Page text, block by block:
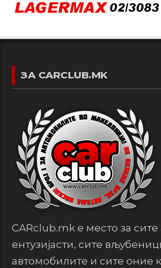
ЗА CARCLUB.MK
CARclub.mk е место за
ентузијасти, сите
автомобилите и сите оние